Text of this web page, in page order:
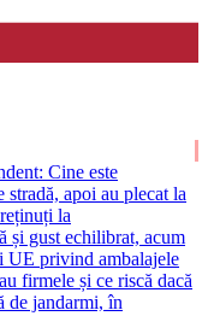
Cine este
apoi au plecat la
la
și gust echilibrat, acum
UE privind ambalajele
firmele și ce riscă dacă
de jandarmi, în